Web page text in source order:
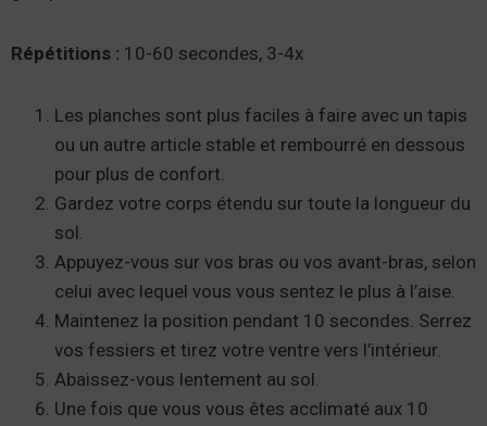
Répétitions : 10-60 secondes, 3-4x
Les planches sont plus faciles à faire avec un tapis
ou un autre article stable et rembourré en dessous
pour plus de confort.
Gardez votre corps étendu sur toute la longueur du
sol.
Appuyez-vous sur vos bras ou vos avant-bras, selon
celui avec lequel vous vous sentez le plus à l’aise.
Maintenez la position pendant 10 secondes. Serrez
vos fessiers et tirez votre ventre vers l’intérieur.
Abaissez-vous lentement au sol.
Une fois que vous vous êtes acclimaté aux 10